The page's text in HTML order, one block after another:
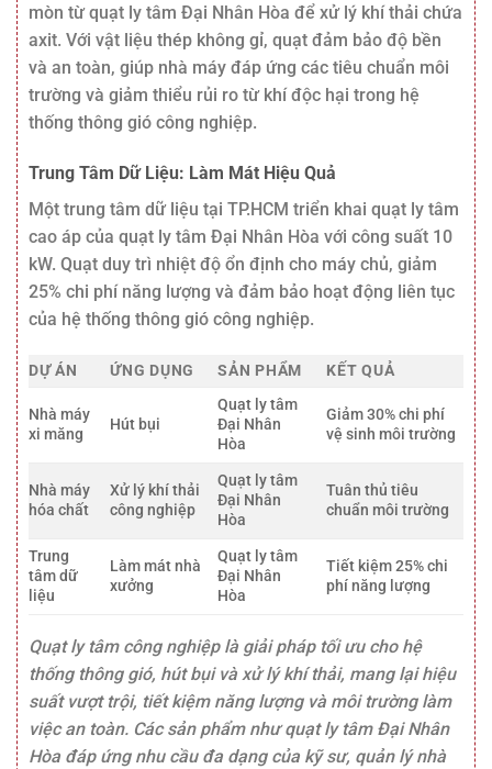
mòn từ quạt ly tâm Đại Nhân Hòa để xử lý khí thải chứa
axit. Với vật liệu thép không gỉ, quạt đảm bảo độ bền
và an toàn, giúp nhà máy đáp ứng các tiêu chuẩn môi
trường và giảm thiểu rủi ro từ khí độc hại trong hệ
thống thông gió công nghiệp.
Trung Tâm Dữ Liệu: Làm Mát Hiệu Quả
Một trung tâm dữ liệu tại TP.HCM triển khai quạt ly tâm
cao áp của quạt ly tâm Đại Nhân Hòa với công suất 10
kW. Quạt duy trì nhiệt độ ổn định cho máy chủ, giảm
25% chi phí năng lượng và đảm bảo hoạt động liên tục
của hệ thống thông gió công nghiệp.
DỰ ÁN ỨNG DỤNG SẢN PHẨM KẾT QUẢ
Nhà máy
xi măng
Hút bụi
Quạt ly tâm
Đại Nhân
Hòa
Giảm 30% chi phí
vệ sinh môi trường
Nhà máy
hóa chất
Xử lý khí thải
công nghiệp
Quạt ly tâm
Đại Nhân
Hòa
Tuân thủ tiêu
chuẩn môi trường
Trung
tâm dữ
liệu
Làm mát nhà
xưởng
Quạt ly tâm
Đại Nhân
Hòa
Tiết kiệm 25% chi
phí năng lượng
Quạt ly tâm công nghiệp là giải pháp tối ưu cho hệ
thống thông gió, hút bụi và xử lý khí thải, mang lại hiệu
suất vượt trội, tiết kiệm năng lượng và môi trường làm
việc an toàn. Các sản phẩm như quạt ly tâm Đại Nhân
Hòa đáp ứng nhu cầu đa dạng của kỹ sư, quản lý nhà